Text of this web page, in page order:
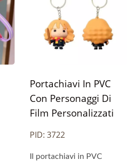
Portachiavi In PVC
Con Personaggi Di
Film Personalizzati
PID: 3722
Il portachiavi in PVC